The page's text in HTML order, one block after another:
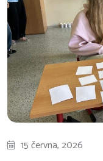
15 června, 2026